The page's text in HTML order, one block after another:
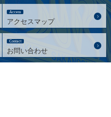
Access
アクセスマップ
Contact
お問い合わせ